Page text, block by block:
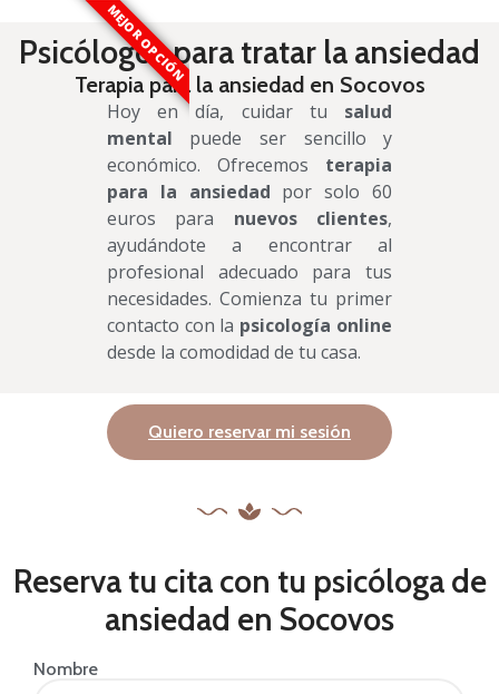
MEJOR OPCIÓN
Psicólogos para tratar la ansiedad
Terapia para la ansiedad en Socovos
Hoy en día, cuidar tu salud
mental puede ser sencillo y
económico. Ofrecemos terapia
para la ansiedad por solo 60
euros para nuevos clientes,
ayudándote a encontrar al
profesional adecuado para tus
necesidades. Comienza tu primer
contacto con la psicología online
desde la comodidad de tu casa.
Quiero reservar mi sesión
Reserva tu cita con tu psicóloga de
ansiedad en Socovos
Nombre